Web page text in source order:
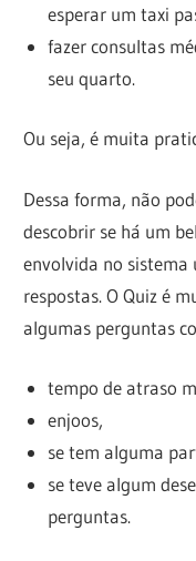
esperar um taxi
fazer consultas
seu quarto.
Ou seja, é muita
Dessa forma, não
descobrir se há um
envolvida no sistema
respostas. O Quiz é
algumas perguntas
tempo de atraso
enjoos,
se tem alguma
se teve algum
perguntas.